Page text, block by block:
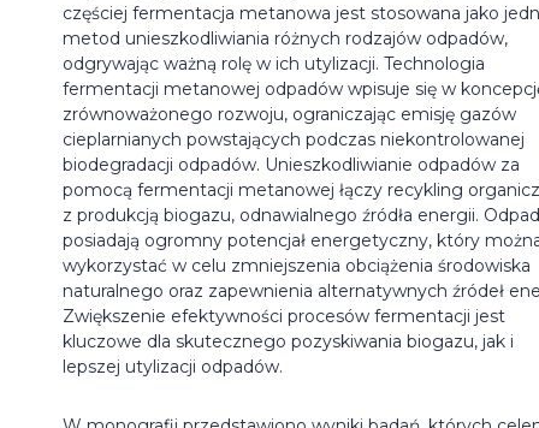
częściej fermentacja metanowa jest stosowana jako
metod unieszkodliwiania różnych rodzajów odpadów,
odgrywając ważną rolę w ich utylizacji. Technologia
fermentacji metanowej odpadów wpisuje się w
zrównoważonego rozwoju, ograniczając emisję gazów
cieplarnianych powstających podczas niekontrolowanej
biodegradacji odpadów. Unieszkodliwianie odpadów za
pomocą fermentacji metanowej łączy recykling
z produkcją biogazu, odnawialnego źródła energii.
posiadają ogromny potencjał energetyczny, który
wykorzystać w celu zmniejszenia obciążenia środowiska
naturalnego oraz zapewnienia alternatywnych źródeł
Zwiększenie efektywności procesów fermentacji jest
kluczowe dla skutecznego pozyskiwania biogazu, jak i
lepszej utylizacji odpadów.